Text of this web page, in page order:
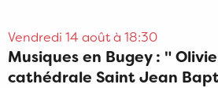
Vendredi 14 août à 18:30
Musiques en Bugey : "
cathédrale Saint Jean